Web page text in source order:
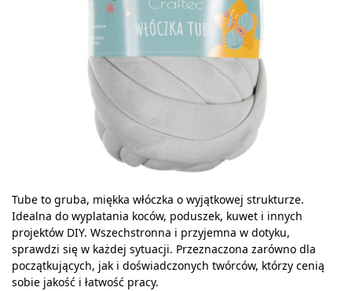
Tube to gruba, miękka włóczka o wyjątkowej strukturze.
Idealna do wyplatania koców, poduszek, kuwet i innych
projektów DIY. Wszechstronna i przyjemna w dotyku,
sprawdzi się w każdej sytuacji. Przeznaczona zarówno dla
początkujących, jak i doświadczonych twórców, którzy cenią
sobie jakość i łatwość pracy.